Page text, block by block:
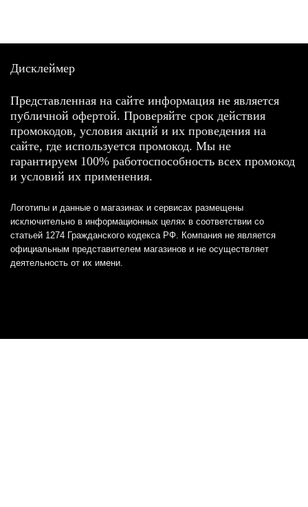
Дисклеймер
Представленная на сайте информация не является
публичной офертой. Проверяйте срок действия
промокодов, условия акций и их проведения на
сайте, где используется промокод. Мы не
гарантируем 100% работоспособность всех промокод
и условий их применения.
Логотипы и данные о магазинах и сервисах размещены
исключительно в информационных целях в соответствии со
статьей 1274 Гражданского кодекса РФ. Компания не является
официальным представителем магазинов и не осуществляет
деятельность от их имени.